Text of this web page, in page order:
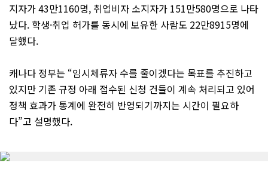
지자가 43만1160명, 취업비자 소지자가 151만580명으로 나타
났다. 학생·취업 허가를 동시에 보유한 사람도 22만8915명에
달했다.
캐나다 정부는 “임시체류자 수를 줄이겠다는 목표를 추진하고
있지만 기존 규정 아래 접수된 신청 건들이 계속 처리되고 있어
정책 효과가 통계에 완전히 반영되기까지는 시간이 필요하
다”고 설명했다.